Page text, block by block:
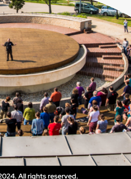
All rights reserved.